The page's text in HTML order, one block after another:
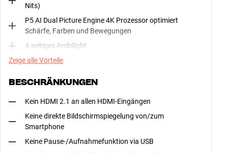
Nits)
P5 AI Dual Picture Engine 4K Prozessor optimiert
Schärfe, Farben und Bewegungen
4-seitiges Ambilight
Zeige alle Vorteile
BESCHRÄNKUNGEN
Kein HDMI 2.1 an allen HDMI-Eingängen
Keine direkte Bildschirmspiegelung von/zum
Smartphone
Keine Pause-/Aufnahmefunktion via USB